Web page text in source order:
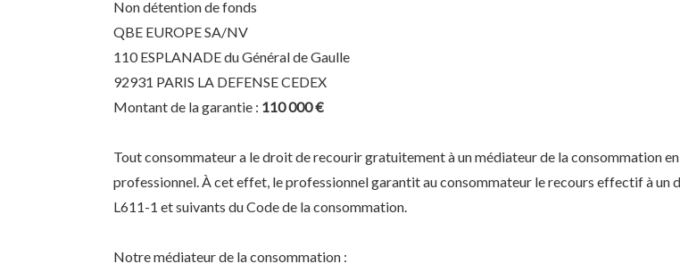
Non détention de fonds
QBE EUROPE SA/NV
110 ESPLANADE du Général de Gaulle
92931 PARIS LA DEFENSE CEDEX
Montant de la garantie : 110 000 €
Tout consommateur a le droit de recourir gratuitement à un médiateur de la consommation
professionnel. À cet effet, le professionnel garantit au consommateur le recours effectif à
L611-1 et suivants du Code de la consommation.
Notre médiateur de la consommation :